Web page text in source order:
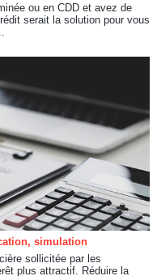
ou en CDD et avez de
serait la solution pour vous
simulation
sollicitée par les
plus attractif. Réduire la